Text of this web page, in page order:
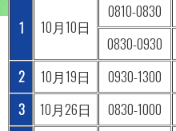
1 10月10日
0810-0830
0830-0930
2
10月19日 0930-1300
3
10月26日 0830-1000